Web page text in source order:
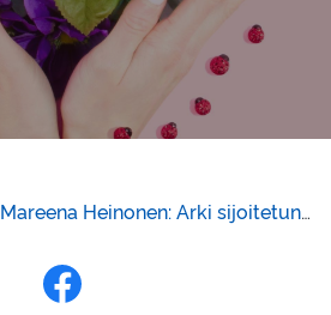
Mareena Heinonen: Arki sijoitetun lapsen vanhempana rakentuu pienistä hetkistä